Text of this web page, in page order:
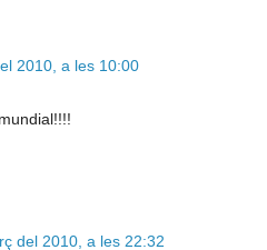
2010, a les 10:00
del 2010, a les 22:32